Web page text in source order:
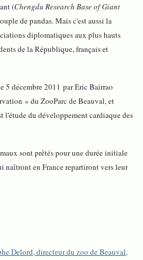
(Chengdu Research Base of Giant
de pandas. Mais c'est aussi la
diplomatiques aux plus hauts
de la République, français et
5 décembre 2011 par Eric Bairrao
» du ZooParc de Beauval, et
du développement cardiaque des
sont prêtés pour une durée initiale
naîtront en France repartiront vers leur
Delord, directeur du zoo de Beauval,